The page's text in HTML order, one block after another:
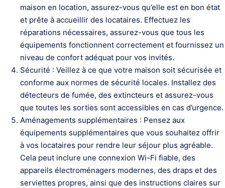
maison en location, assurez-vous qu’elle est en bon état
et prête à accueillir des locataires. Effectuez les
réparations nécessaires, assurez-vous que tous les
équipements fonctionnent correctement et fournissez un
niveau de confort adéquat pour vos invités.
Sécurité : Veillez à ce que votre maison soit sécurisée et
conforme aux normes de sécurité locales. Installez des
détecteurs de fumée, des extincteurs et assurez-vous
que toutes les sorties sont accessibles en cas d’urgence.
Aménagements supplémentaires : Pensez aux
équipements supplémentaires que vous souhaitez offrir
à vos locataires pour rendre leur séjour plus agréable.
Cela peut inclure une connexion Wi-Fi fiable, des
appareils électroménagers modernes, des draps et des
serviettes propres, ainsi que des instructions claires sur